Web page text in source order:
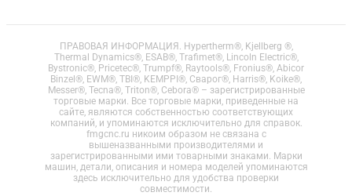
ПРАВОВАЯ ИНФОРМАЦИЯ. Hypertherm®, Kjellberg ®,
Thermal Dynamics®, ESAB®, Trafimet®, Lincoln Electric®,
Bystronic®, Pricetec®, Trumpf®, Raytools®, Fronius®, Abicor
Binzel®, EWM®, TBI®, KEMPPI®, Сварог®, Harris®, Koike®,
Messer®, Tecna®, Triton®, Cebora® – зарегистрированные
торговые марки. Все торговые марки, приведенные на
сайте, являются собственностью соответствующих
компаний, и упоминаются исключительно для справок.
fmgcnc.ru никоим образом не связана с
вышеназванными производителями и
зарегистрированными ими товарными знаками. Марки
машин, детали, описания и номера моделей упоминаются
здесь исключительно для удобства проверки
совместимости.